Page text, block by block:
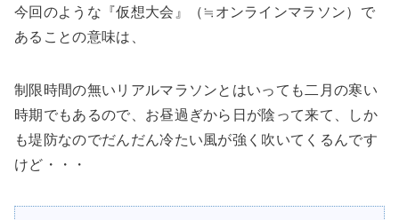
今回のような『仮想大会 』（≒ オンラインマラソン）で
あることの意味は、
制限時間の無いリアルマラソンとはいっても二月の寒い
時期でもあるので、お昼過ぎから日が陰って来て、しか
も堤防なのでだんだん冷たい風が強く吹いてくるんです
けど・・・